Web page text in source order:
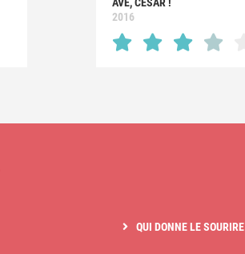
2016
QUI DONNE LE SOURIRE